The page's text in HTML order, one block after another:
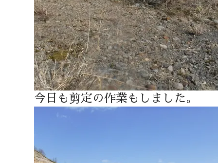
今日も剪定の作業もしました。